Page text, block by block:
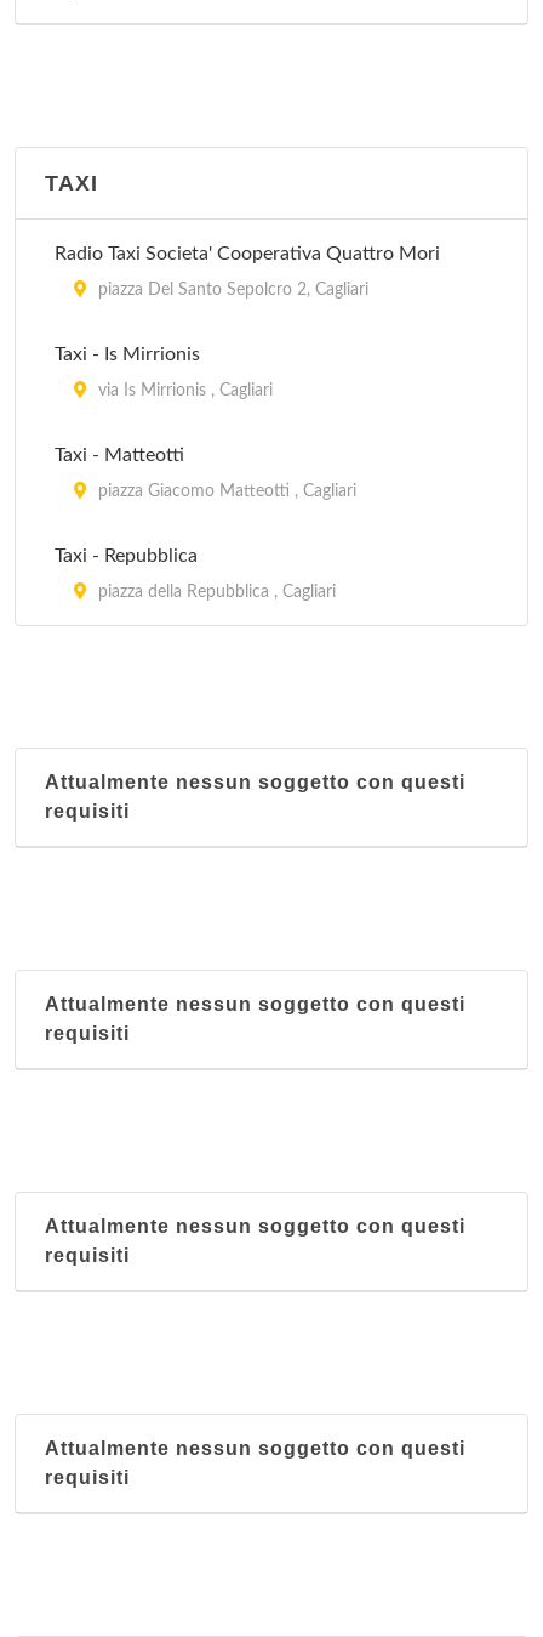
TAXI
Radio Taxi Societa' Cooperativa Quattro Mori
piazza Del Santo Sepolcro 2, Cagliari
Taxi - Is Mirrionis
via Is Mirrionis , Cagliari
Taxi - Matteotti
piazza Giacomo Matteotti , Cagliari
Taxi - Repubblica
piazza della Repubblica , Cagliari
Attualmente nessun soggetto con questi
requisiti
Attualmente nessun soggetto con questi
requisiti
Attualmente nessun soggetto con questi
requisiti
Attualmente nessun soggetto con questi
requisiti